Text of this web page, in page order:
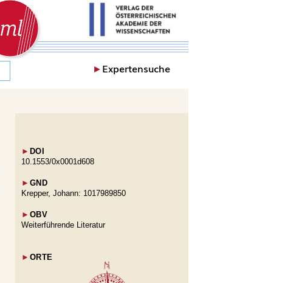
►Expertensuche
► DOI
10.1553/0x0001d608
► GND
Krepper, Johann: 1017989850
► OBV
Weiterführende Literatur
► ORTE